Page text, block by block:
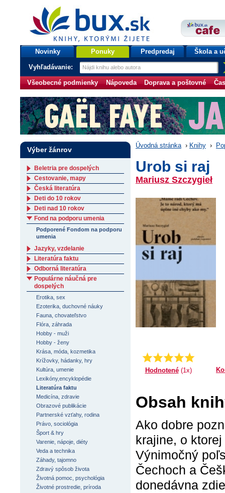
bux.sk
knihy, ktorými žijete
Úvodná stránka
Novinky Ponuky Predpredaj Škola a
Vyhľadávanie:
Všeobecné podmienky Nápoveda Doprava a poštovné
Úvodná stránka › Knihy ›
Urob si raj
Mariusz Szczygieł
Priemer:
5.0
Hodnotené(1x)
Obsah
Ako dobre
krajine, o
Výnimočný
Čechoch a
donedávna
Výber žánrov
Beletria pre dospelých
Cestovanie, mapy
Česká literatúra
Deti do 10 rokov
Deti nad 10 rokov
Fond na podporu umenia
Podporené Fondom na podporu
umenia
Jazyky, vzdelanie
Literatúra faktu
Odborná literatúra
Populárne náučná pre
dospelých
Erotika, sex
Ezoterika, duchovné náuky
Fauna, chovateľstvo
Flóra, záhrada
Hobby - muži
Hobby - ženy
Krása, móda, kozmetika
Krížovky, hádanky, hry
Kultúra, umenie
Lexikóny,encyklopédie
Literatúra faktu
Medicína, zdravie
Obrazové publikácie
Partnerské vzťahy, rodina
Právo, sociológia
Šport & hry
Varenie, nápoje, diéty
Veda a technika
Záhady, tajomno
Zdravý spôsob života
Životná pomoc, psychológia
Životné prostredie, príroda